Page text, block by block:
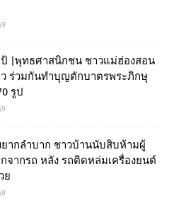
ป้ |พุทธศาสนิกชน ชาวแม่ฮ่องสอน
ว ร่วมกันทำบุญตักบาตรพระภิกษุ
รูป
ากลำบาก ชาวบ้านนับสิบห้ามผู้
จากรถ หลัง รถติดหล่มเครื่องยนต์
ย